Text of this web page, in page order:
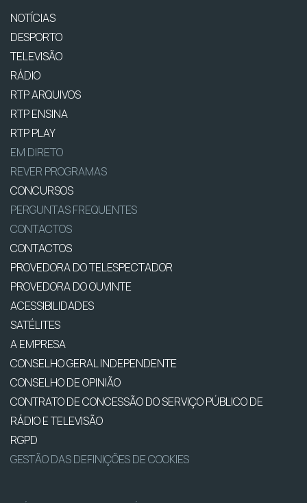
NOTÍCIAS
DESPORTO
TELEVISÃO
RÁDIO
RTP ARQUIVOS
RTP ENSINA
RTP PLAY
EM DIRETO
REVER PROGRAMAS
CONCURSOS
PERGUNTAS FREQUENTES
CONTACTOS
CONTACTOS
PROVEDORA DO TELESPECTADOR
PROVEDORA DO OUVINTE
ACESSIBILIDADES
SATÉLITES
A EMPRESA
CONSELHO GERAL INDEPENDENTE
CONSELHO DE OPINIÃO
CONTRATO DE CONCESSÃO DO SERVIÇO PÚBLICO DE
RÁDIO E TELEVISÃO
RGPD
GESTÃO DAS DEFINIÇÕES DE COOKIES